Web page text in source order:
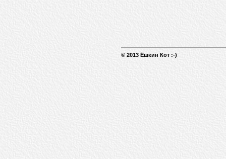
© 2013 Ёшкин Кот :-)